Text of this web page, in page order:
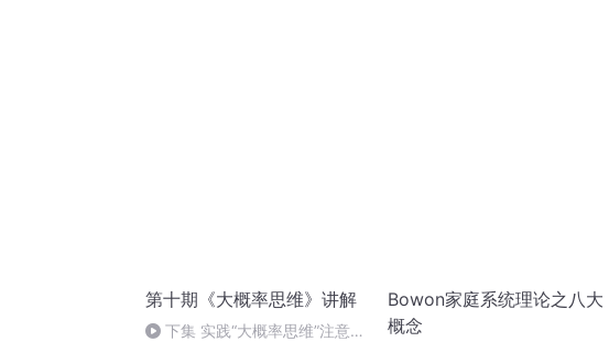
第十期《大概率思维》讲解
下集 实践“大概率思维”注意事
Bowon家庭系统理论之八大
概念